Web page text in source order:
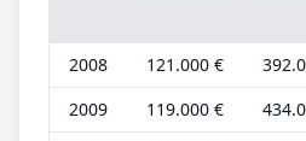
2008 121.000 €
2009
119.000 €